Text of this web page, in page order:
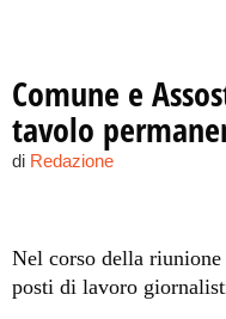
Comune e
tavolo
di Redazione
Nel corso della
posti di lavoro